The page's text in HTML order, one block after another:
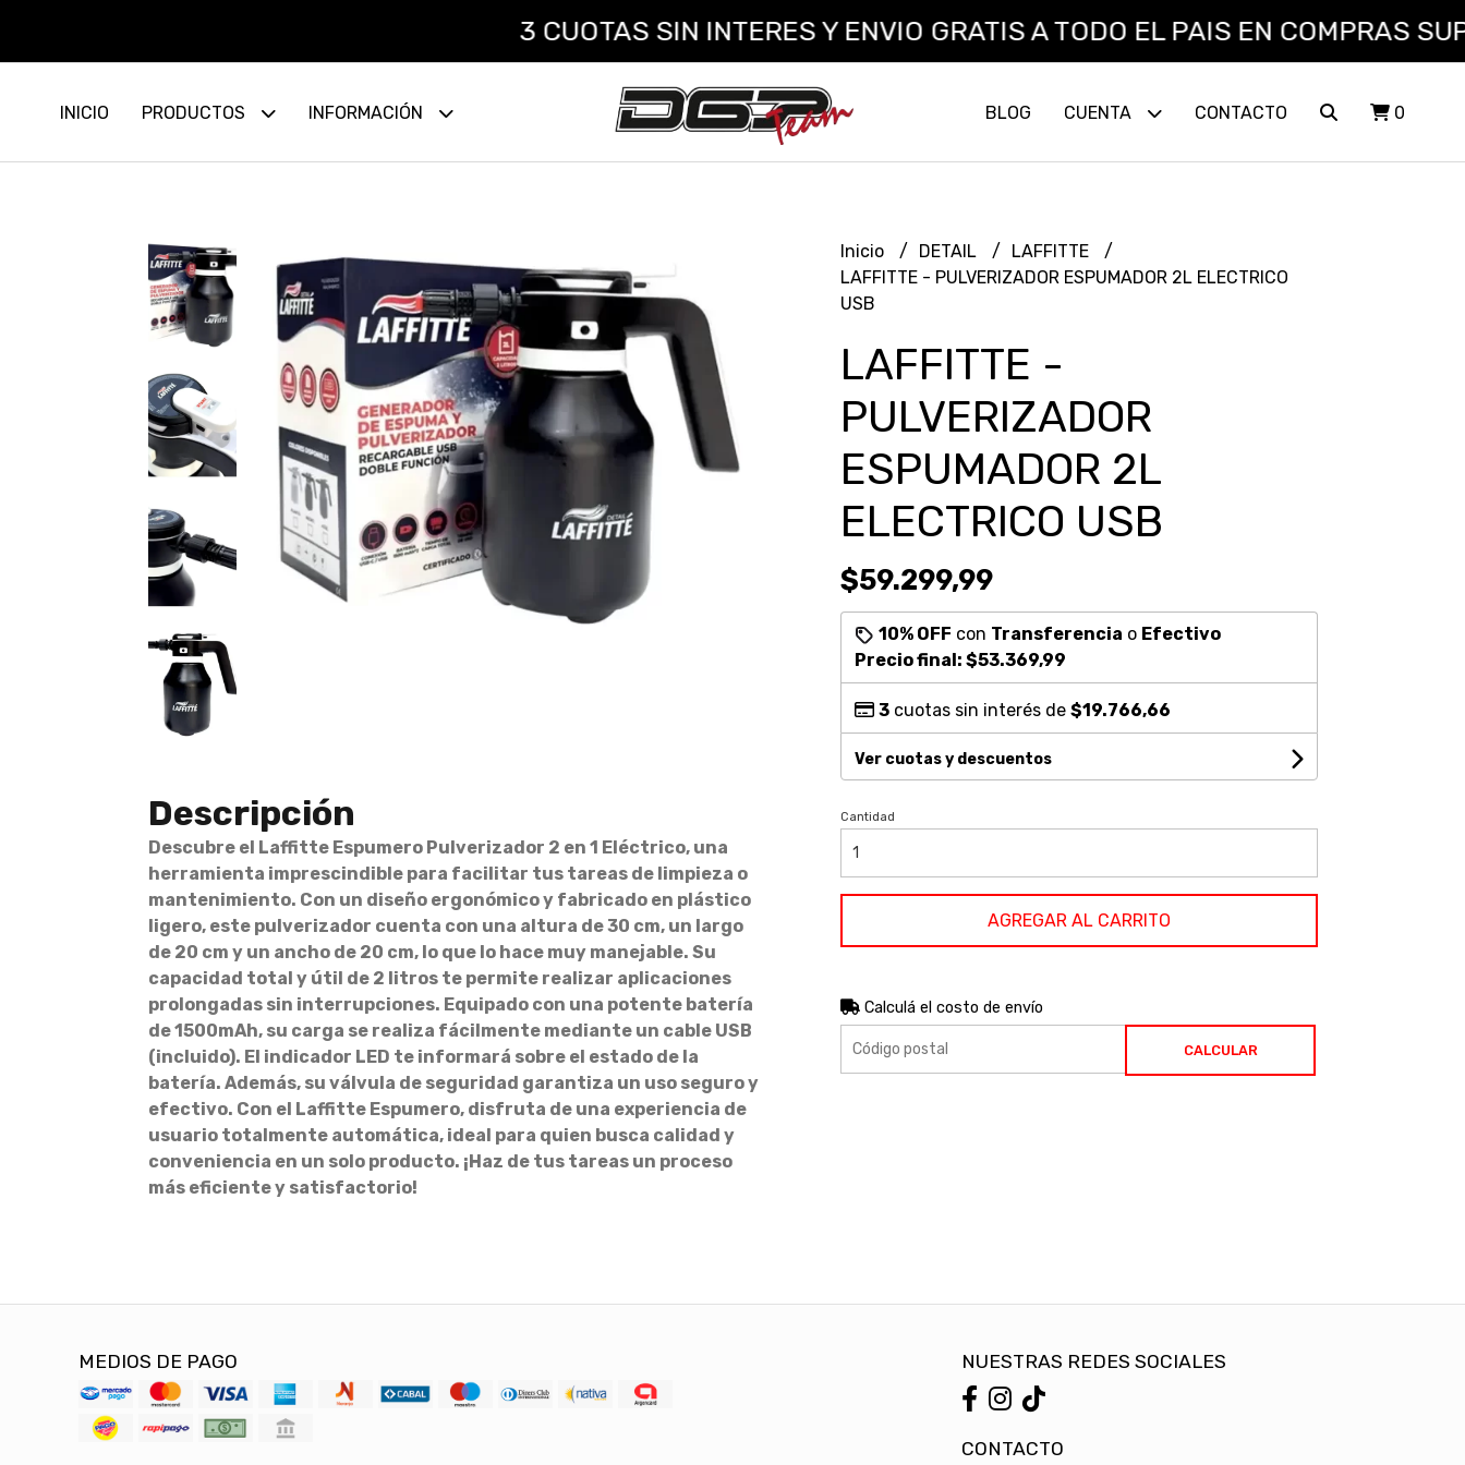
3 CUOTAS SIN INTERES Y ENVIO GRATIS A TODO EL PAIS EN COMPRAS
INICIO PRODUCTOS INFORMACIÓN BLOG CUENTA CONTACTO 0
Descripción
Descubre el Laffitte Espumero Pulverizador 2 en 1 Eléctrico, una
herramienta imprescindible para facilitar tus tareas de limpieza o
mantenimiento. Con un diseño ergonómico y fabricado en plástico
ligero, este pulverizador cuenta con una altura de 30 cm, un largo
de 20 cm y un ancho de 20 cm, lo que lo hace muy manejable. Su
capacidad total y útil de 2 litros te permite realizar aplicaciones
prolongadas sin interrupciones. Equipado con una potente batería
de 1500mAh, su carga se realiza fácilmente mediante un cable USB
(incluido). El indicador LED te informará sobre el estado de la
batería. Además, su válvula de seguridad garantiza un uso seguro y
efectivo. Con el Laffitte Espumero, disfruta de una experiencia de
usuario totalmente automática, ideal para quien busca calidad y
conveniencia en un solo producto. ¡Haz de tus tareas un proceso
más eficiente y satisfactorio!
Inicio DETAIL
LAFFITTE
LAFFITTE - PULVERIZADOR ESPUMADOR 2L ELECTRICO
USB
LAFFITTE -
PULVERIZADOR
ESPUMADOR 2L
ELECTRICO USB
$59.299,99
10% OFF con Transferencia o Efectivo
Precio final: $53.369,99
3cuotas sin interés de $19.766,66
Ver cuotas y descuentos
Cantidad
AGREGAR AL CARRITO
Calculá el costo de envío
CALCULAR
MEDIOS DE PAGO NUESTRAS REDES SOCIALES
CONTACTO